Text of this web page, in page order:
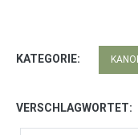
KATEGORIE:
VERSCHLAGWORTET: